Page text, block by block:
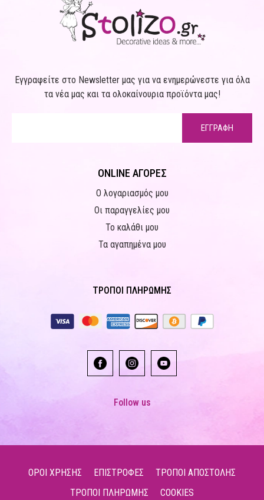
Εγγραφείτε στο Newsletter μας για να ενημερώνεστε για όλα
τα νέα μας και τα ολοκαίνουρια προϊόντα μας!
ΕΓΓΡΑΦΗ
ONLINE ΑΓΟΡΕΣ
Ο λογαριασμός μου
Οι παραγγελίες μου
Το καλάθι μου
Τα αγαπημένα μου
ΤΡΟΠΟΙ ΠΛΗΡΩΜΗΣ
Follow us
ΟΡΟΙ ΧΡΗΣΗΣ ΕΠΙΣΤΡΟΦΕΣ
ΤΡΟΠΟΙ ΑΠΟΣΤΟΛΗΣ
ΤΡΟΠΟΙ ΠΛΗΡΩΜΗΣ
COOKIES